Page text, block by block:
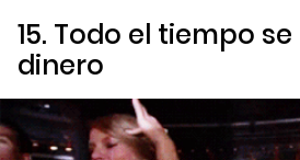
15. Todo el tiempo
dinero